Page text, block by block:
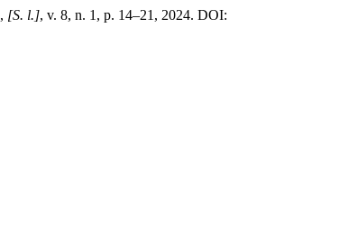
, [S. l.], v. 8, n. 1, p. 14–21, 2024. DOI: